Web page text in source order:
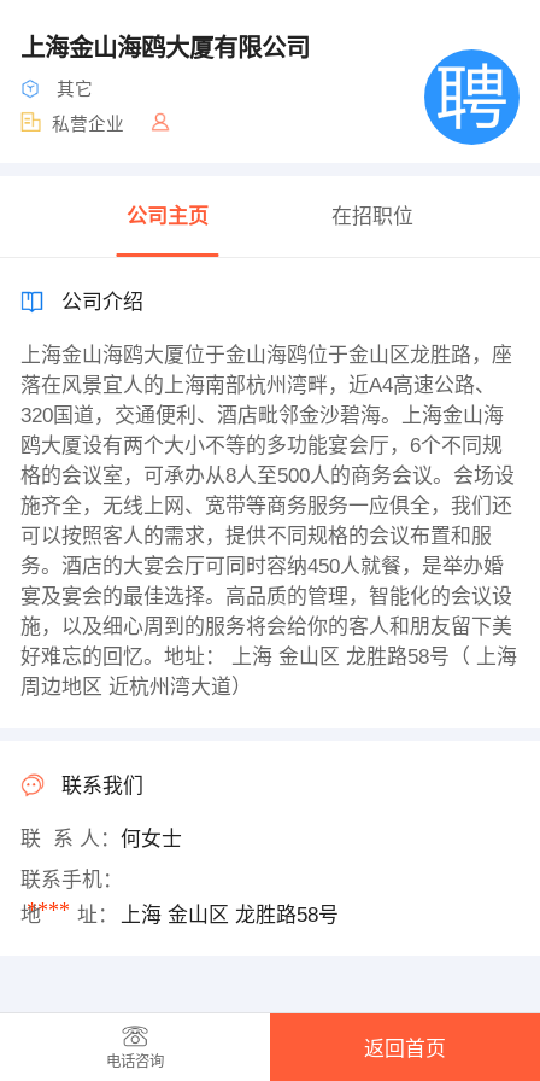
上海金山海鸥大厦有限公司
其它
私营企业
公司主页 在招职位
公司介绍
上海金山海鸥大厦位于金山海鸥位于金山区龙胜路，座
落在风景宜人的上海南部杭州湾畔，近A4高速公路、
320国道，交通便利、酒店毗邻金沙碧海。上海金山海
鸥大厦设有两个大小不等的多功能宴会厅，6个不同规
格的会议室，可承办从8人至500人的商务会议。会场设
施齐全，无线上网、宽带等商务服务一应俱全，我们还
可以按照客人的需求，提供不同规格的会议布置和服
务。酒店的大宴会厅可同时容纳450人就餐，是举办婚
宴及宴会的最佳选择。高品质的管理，智能化的会议设
施，以及细心周到的服务将会给你的客人和朋友留下美
好难忘的回忆。地址： 上海 金山区 龙胜路58号（ 上海
周边地区 近杭州湾大道）
联系我们
联 系 人： 何女士
联系手机：
****
地 址： 上海 金山区 龙胜路58号
电话咨询
返回首页